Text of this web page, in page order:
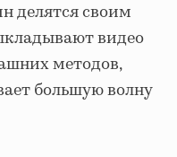
делятся своим
видео
методов,
большую волну